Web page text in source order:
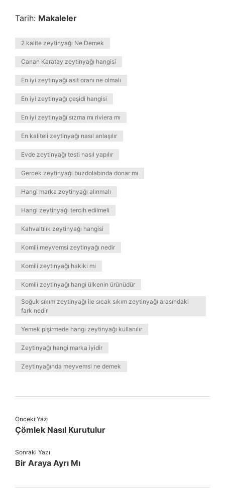
Tarih: Makaleler
2 kalite zeytinyağı Ne Demek
Canan Karatay zeytinyağı hangisi
En iyi zeytinyağı asit oranı ne olmalı
En iyi zeytinyağı çeşidi hangisi
En iyi zeytinyağı sızma mı riviera mı
En kaliteli zeytinyağı nasıl anlaşılır
Evde zeytinyağı testi nasıl yapılır
Gercek zeytinyağı buzdolabinda donar mı
Hangi marka zeytinyağı alınmalı
Hangi zeytinyağı tercih edilmeli
Kahvaltılık zeytinyağı hangisi
Komili meyvemsi zeytinyağı nedir
Komili zeytinyağı hakiki mi
Komili zeytinyağı hangi ülkenin ürünüdür
Soğuk sıkım zeytinyağı ile sıcak sıkım zeytinyağı arasındaki
fark nedir
Yemek pişirmede hangi zeytinyağı kullanılır
Zeytinyağı hangi marka iyidir
Zeytinyağında meyvemsi ne demek
Önceki Yazı
Çömlek Nasıl Kurutulur
Sonraki Yazı
Bir Araya Ayrı Mı